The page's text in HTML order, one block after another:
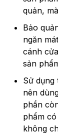
quản,
Bảo
ngăn
cánh
sản
Sử dụng
nên
phần
phẩm
không